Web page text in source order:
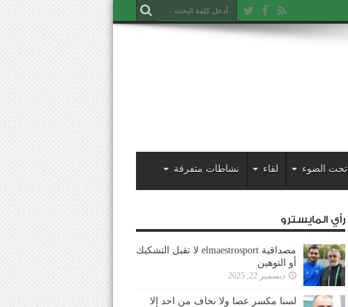
تحت الضوء لقاء نشاطات متفرقة
رأي المايسترو
مصداقية elmaestrosport لا تقبل التشكيك
أو التوهين
ديسمبر 22, 2025
لسنا مكسر عصا ولا نخاف من احد إلا